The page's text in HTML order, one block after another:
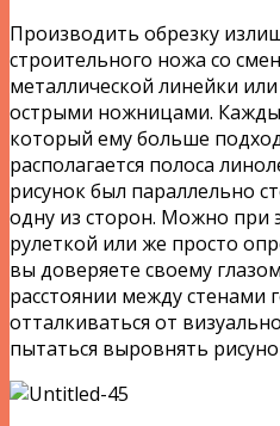
Производить обрезку
строительного ножа со
металлической линейки
острыми ножницами.
который ему больше
располагается полоса
рисунок был параллельно
одну из сторон. Можно при
рулеткой или же просто
вы доверяете своему
расстоянии между стенами
отталкиваться от
пытаться выровнять